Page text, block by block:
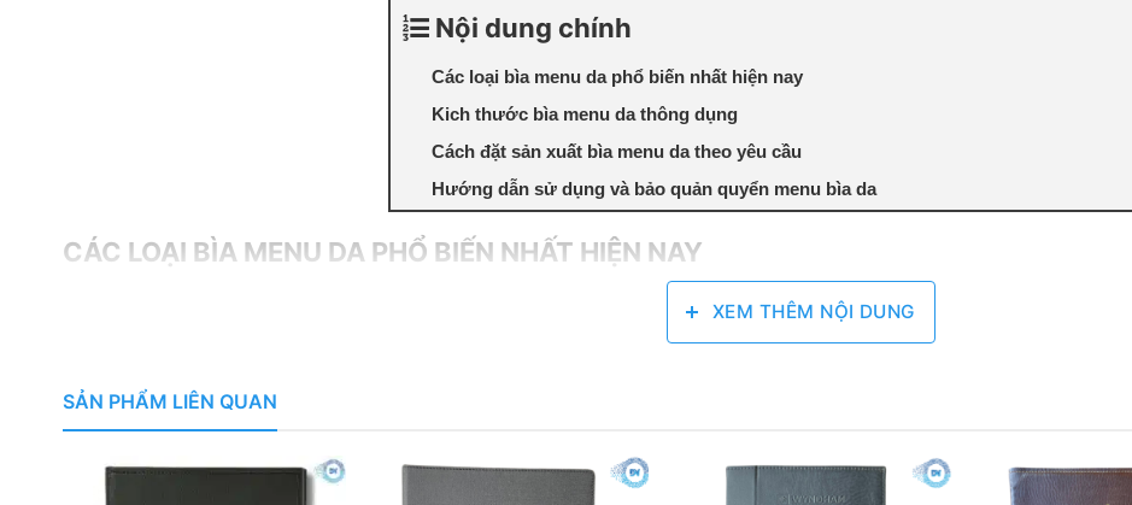
Nội dung chính
Các loại bìa menu da phổ biến nhất hiện nay
Kich thước bìa menu da thông dụng
Cách đặt sản xuất bìa menu da theo yêu cầu
Hướng dẫn sử dụng và bảo quản quyển menu bìa da
CÁC LOẠI BÌA MENU DA PHỔ BIẾN NHẤT HIỆN NAY
Có rất nhiều quy cách làm quyển menu bìa da cho nhà hàng. Bạn có thể lựa chọn sao cho phù hợp nhất với phong cách
Bìa Menu bìa da đóng gáy ốc trong.
Menu da ép nhiệt lá nhựa.
XEM THÊM NỘI DUNG
SẢN PHẨM LIÊN QUAN